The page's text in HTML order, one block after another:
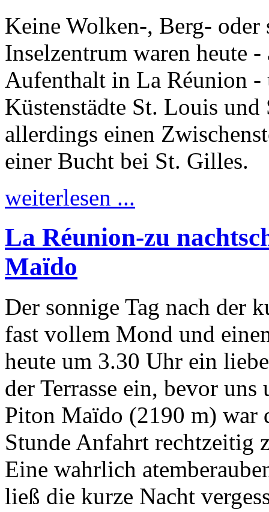
Keine Wolken-, Berg-
Inselzentrum waren heute -
Aufenthalt in La Réunion -
Küstenstädte St. Louis
allerdings einen
einer Bucht bei St. Gilles.
weiterlesen ...
La Réunion-zu
Maïdo
Der sonnige Tag nach
fast vollem Mond und
heute um 3.30 Uhr ein
der Terrasse ein, bevor
Piton Maïdo (2190 m) war
Stunde Anfahrt rechtzeitig
Eine wahrlich
ließ die kurze Nacht